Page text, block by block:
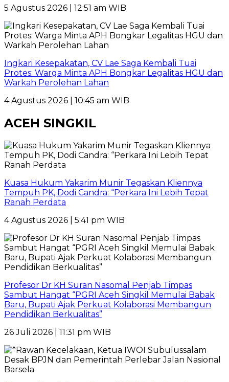
5 Agustus 2026 | 12:51 am WIB
Ingkari Kesepakatan, CV Lae Saga Kembali Tuai
Protes: Warga Minta APH Bongkar Legalitas HGU dan
Warkah Perolehan Lahan
4 Agustus 2026 | 10:45 am WIB
ACEH SINGKIL
Kuasa Hukum Yakarim Munir Tegaskan Kliennya
Tempuh PK, Dodi Candra: “Perkara Ini Lebih Tepat
Ranah Perdata
4 Agustus 2026 | 5:41 pm WIB
Profesor Dr KH Suran Nasomal Penjab Timpas
Sambut Hangat “PGRI Aceh Singkil Memulai Babak
Baru, Bupati Ajak Perkuat Kolaborasi Membangun
Pendidikan Berkualitas”
26 Juli 2026 | 11:31 pm WIB